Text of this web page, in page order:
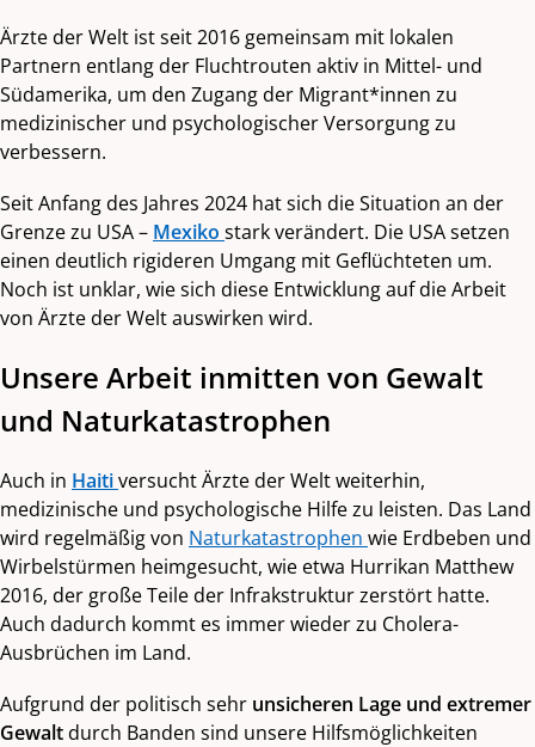
Ärzte der Welt ist seit 2016 gemeinsam mit lokalen
Partnern entlang der Fluchtrouten aktiv in Mittel- und
Südamerika, um den Zugang der Migrant*innen zu
medizinischer und psychologischer Versorgung zu
verbessern.
Seit Anfang des Jahres 2024 hat sich die Situation an der
Grenze zu USA – Mexiko stark verändert. Die USA setzen
einen deutlich rigideren Umgang mit Geflüchteten um.
Noch ist unklar, wie sich diese Entwicklung auf die Arbeit
von Ärzte der Welt auswirken wird.
Unsere Arbeit inmitten von Gewalt
und Naturkatastrophen
Auch in Haitiversucht Ärzte der Welt weiterhin,
medizinische und psychologische Hilfe zu leisten. Das Land
wird regelmäßig von Naturkatastrophen wie Erdbeben und
Wirbelstürmen heimgesucht, wie etwa Hurrikan Matthew
2016, der große Teile der Infrakstruktur zerstört hatte.
Auch dadurch kommt es immer wieder zu Cholera-
Ausbrüchen im Land.
Aufgrund der politisch sehr unsicheren Lage und extremer
Gewaltdurch Banden sind unsere Hilfsmöglichkeiten